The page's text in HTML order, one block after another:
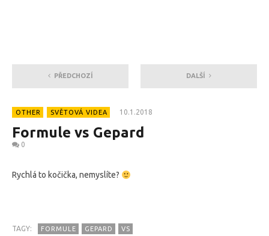
PŘEDCHOZÍ DALŠÍ
OTHER SVĚTOVÁ VIDEA 10.1.2018
Formule vs Gepard
0
Rychlá to kočička, nemyslíte?
TAGY: FORMULE GEPARD VS